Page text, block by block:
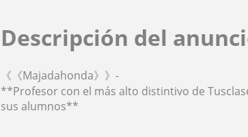
Descripción del
《《Majadahonda》》-
**Profesor con el más alto distintivo de
sus alumnos**